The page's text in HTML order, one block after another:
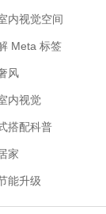
内视觉空间
Meta 标签
风
内视觉
搭配科普
家
能升级